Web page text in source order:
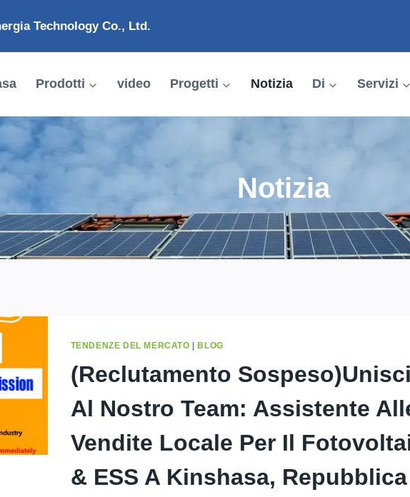
Technology Co., Ltd.
Prodotti video Progetti Notizia Di Servizi
Notizia
TENDENZE DEL MERCATO |BLOG
(Reclutamento
Al Nostro Team: Assistente
Vendite Locale Per Il
& ESS A Kinshasa, Repubblica